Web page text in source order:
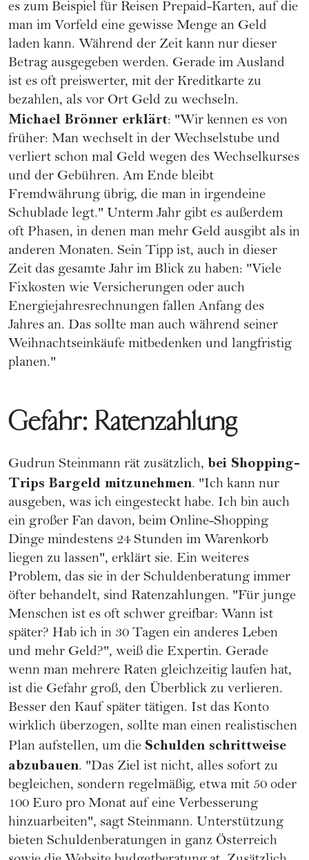
es zum Beispiel für Reisen Prepaid-Karten, auf die
man im Vorfeld eine gewisse Menge an Geld
laden kann. Während der Zeit kann nur dieser
Betrag ausgegeben werden. Gerade im Ausland
ist es oft preiswerter, mit der Kreditkarte zu
bezahlen, als vor Ort Geld zu wechseln.
Michael Brönner erklärt: "Wir kennen es von
früher: Man wechselt in der Wechselstube und
verliert schon mal Geld wegen des Wechselkurses
und der Gebühren. Am Ende bleibt
Fremdwährung übrig, die man in irgendeine
Schublade legt." Unterm Jahr gibt es außerdem
oft Phasen, in denen man mehr Geld ausgibt als in
anderen Monaten. Sein Tipp ist, auch in dieser
Zeit das gesamte Jahr im Blick zu haben: "Viele
Fixkosten wie Versicherungen oder auch
Energiejahresrechnungen fallen Anfang des
Jahres an. Das sollte man auch während seiner
Weihnachtseinkäufe mitbedenken und langfristig
planen."
Gefahr: Ratenzahlung
Gudrun Steinmann rät zusätzlich, bei Shopping-
Trips Bargeld mitzunehmen. "Ich kann nur
ausgeben, was ich eingesteckt habe. Ich bin auch
ein großer Fan davon, beim Online-Shopping
Dinge mindestens 24 Stunden im Warenkorb
liegen zu lassen", erklärt sie. Ein weiteres
Problem, das sie in der Schuldenberatung immer
öfter behandelt, sind Ratenzahlungen. "Für junge
Menschen ist es oft schwer greifbar: Wann ist
später? Hab ich in 30 Tagen ein anderes Leben
und mehr Geld?", weiß die Expertin. Gerade
wenn man mehrere Raten gleichzeitig laufen hat,
ist die Gefahr groß, den Überblick zu verlieren.
Besser den Kauf später tätigen. Ist das Konto
wirklich überzogen, sollte man einen realistischen
Plan aufstellen, um die Schulden schrittweise
abzubauen. "Das Ziel ist nicht, alles sofort zu
begleichen, sondern regelmäßig, etwa mit 50 oder
100 Euro pro Monat auf eine Verbesserung
hinzuarbeiten", sagt Steinmann. Unterstützung
bieten Schuldenberatungen in ganz Österreich